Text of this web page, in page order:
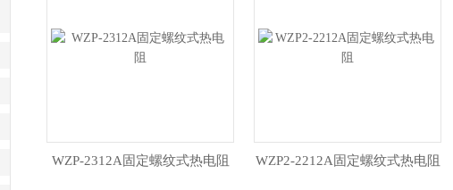
WZP-2312A固定螺纹式热电阻 WZP2-2212A固定螺纹式热电阻